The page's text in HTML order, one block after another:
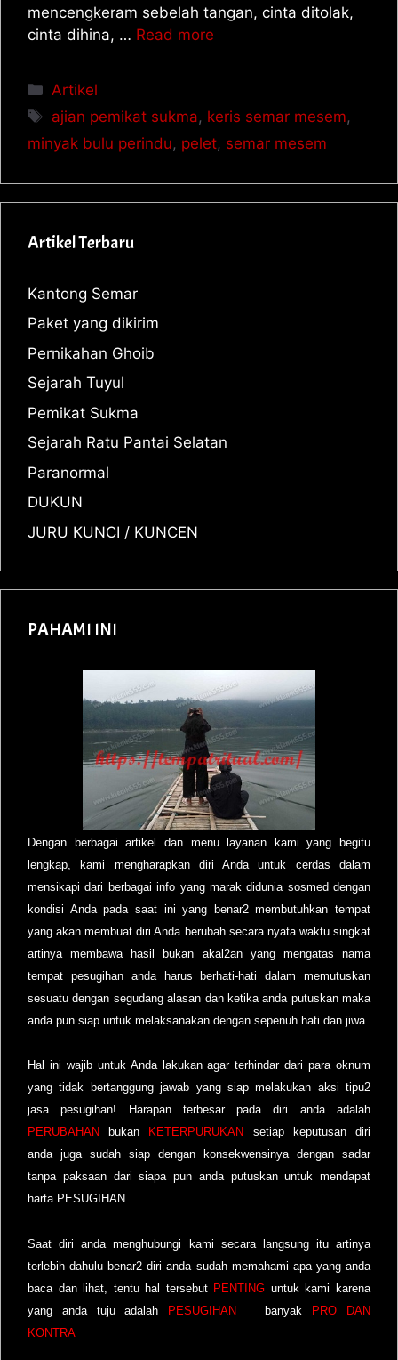
mencengkeram sebelah tangan, cinta ditolak,
cinta dihina, … Read more
Artikel
ajian pemikat sukma, keris semar mesem,
minyak bulu perindu, pelet, semar mesem
Artikel Terbaru
Kantong Semar
Paket yang dikirim
Pernikahan Ghoib
Sejarah Tuyul
Pemikat Sukma
Sejarah Ratu Pantai Selatan
Paranormal
DUKUN
JURU KUNCI / KUNCEN
PAHAMI INI
Dengan berbagai artikel dan menu layanan kami yang begitu
lengkap, kami mengharapkan diri Anda untuk cerdas dalam
mensikapi dari berbagai info yang marak didunia sosmed dengan
kondisi Anda pada saat ini yang benar2 membutuhkan tempat
yang akan membuat diri Anda berubah secara nyata waktu singkat
artinya membawa hasil bukan akal2an yang mengatas nama
tempat pesugihan anda harus berhati-hati dalam memutuskan
sesuatu dengan segudang alasan dan ketika anda putuskan maka
anda pun siap untuk melaksanakan dengan sepenuh hati dan jiwa
Hal ini wajib untuk Anda lakukan agar terhindar dari para oknum
yang tidak bertanggung jawab yang siap melakukan aksi tipu2
jasa pesugihan! Harapan terbesar pada diri anda adalah
PERUBAHAN bukan KETERPURUKAN setiap keputusan diri
anda juga sudah siap dengan konsekwensinya dengan sadar
tanpa paksaan dari siapa pun anda putuskan untuk mendapat
harta PESUGIHAN
Saat diri anda menghubungi kami secara langsung itu artinya
terlebih dahulu benar2 diri anda sudah memahami apa yang anda
baca dan lihat, tentu hal tersebut PENTING untuk kami karena
yang anda tuju adalah
PESUGIHAN banyak
PRO DAN
KONTRA